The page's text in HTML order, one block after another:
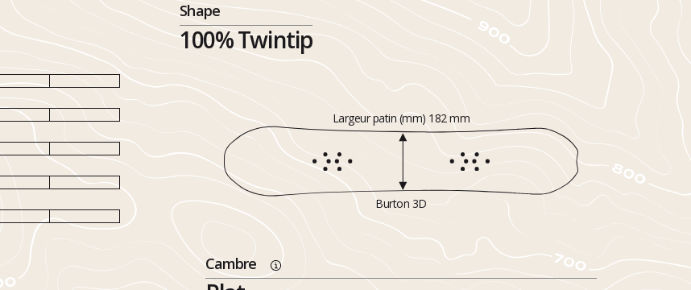
Shape
100% Twintip
Largeur patin (mm) 182 mm
Burton 3D
Cambre